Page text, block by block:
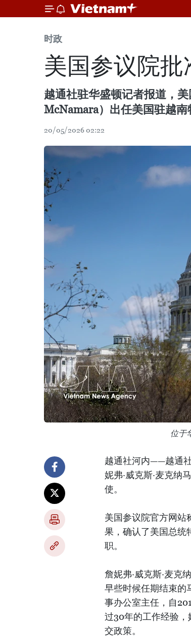
时政
美国参议院
越通社驻华盛顿记者报道，
McNamara）出任美国驻越南
20/05/2026 02:22
位于
越通社河内——越通
妮弗·威克斯·麦克纳
使。
美国参议院官方网站
果，确认了美国总统
职。
詹妮弗·威克斯·麦克
早些时候任期结束的
事办公室主任，自
过30年的工作经验
交政策。